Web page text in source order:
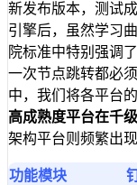
新发布版本，测试
引擎后，虽然学习
院标准中特别强调
一次节点跳转都必
中，我们将各平台
高成熟度平台在千
架构平台则频繁出
功能模块